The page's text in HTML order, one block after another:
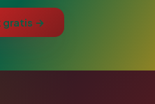
gratis →